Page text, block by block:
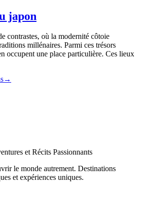
japon
contrastes, où la modernité côtoie
millénaires. Parmi ces trésors
occupent une place particulière. Ces lieux
→
et Récits Passionnants
le monde autrement. Destinations
et expériences uniques.